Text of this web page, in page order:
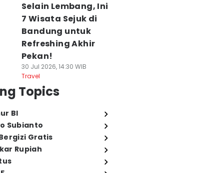
Selain Lembang, Ini
7 Wisata Sejuk di
Bandung untuk
Refreshing Akhir
Pekan!
30 Jul 2026, 14:30 WIB
Travel
Topics
BI
Subianto
Gratis
Rupiah